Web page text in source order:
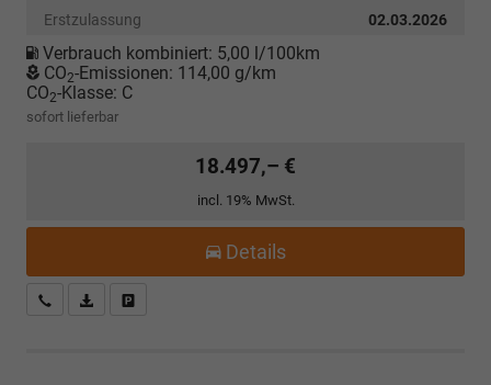
Erstzulassung
02.03.2026
Verbrauch kombiniert: 5,00 l/100km
CO2-Emissionen: 114,00 g/km
CO2-Klasse: C
sofort lieferbar
18.497,– €
incl. 19% MwSt.
Details
Kostenloser Rückruf-Service
PDF-Datei, Fahrzeugexposé drucken